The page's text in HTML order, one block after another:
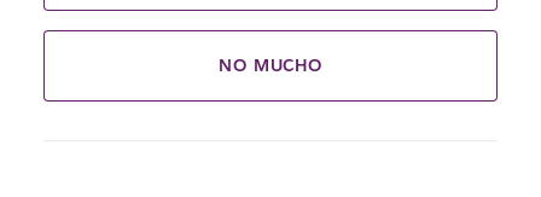
NO MUCHO